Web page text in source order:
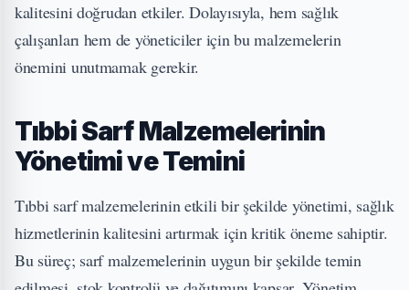
kalitesini doğrudan etkiler. Dolayısıyla, hem sağlık
çalışanları hem de yöneticiler için bu malzemelerin
önemini unutmamak gerekir.
Tıbbi Sarf Malzemelerinin
Yönetimi ve Temini
Tıbbi sarf malzemelerinin etkili bir şekilde yönetimi, sağlık
hizmetlerinin kalitesini artırmak için kritik öneme sahiptir.
Bu süreç; sarf malzemelerinin uygun bir şekilde temin